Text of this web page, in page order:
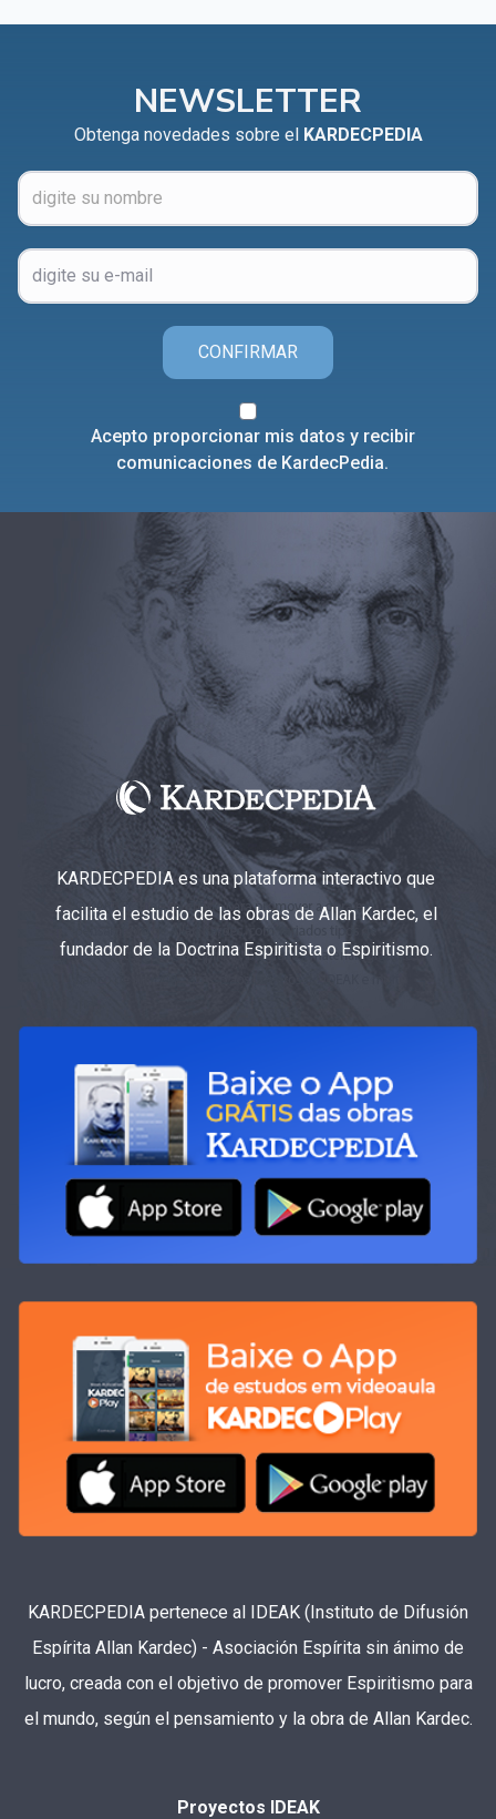
NEWSLETTER
Obtenga novedades sobre el KARDECPEDIA
CONFIRMAR
Acepto proporcionar mis datos y recibir
comunicaciones de KardecPedia.
KARDECPEDIA es una plataforma interactivo que
facilita el estudio de las obras de Allan Kardec, el
fundador de la Doctrina Espiritista o Espiritismo.
KARDECPEDIA pertenece al IDEAK (Instituto de Difusión
Espírita Allan Kardec) - Asociación Espírita sin ánimo de
lucro, creada con el objetivo de promover Espiritismo para
el mundo, según el pensamiento y la obra de Allan Kardec.
Proyectos IDEAK